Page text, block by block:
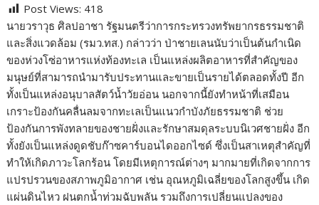
e
b
o
o
k
itt
er
d
di
t
e g
g
er
m
bl
r
er
e
st
p
y
Li
n
k
ar
e
Post Views: 418
นายวราวุธ ศิลปอาชา รัฐมนตรีว่าการกระทรวงทรัพยากรธรรมชาติ
และสิ่งแวดล้อม (รมว.ทส.) กล่าวว่า ป่าชายเลนนับว่าเป็นต้นกำเนิด
ของห่วงโซ่อาหารแห่งท้องทะเล เป็นแหล่งผลิตอาหารที่สำคัญของ
มนุษย์ที่สามารถนำมารับประทานและขายเป็นรายได้ตลอดทั้งปี อีก
ทั้งเป็นแหล่งอนุบาลสัตว์น้ำวัยอ่อน นอกจากนี้ยังทำหน้าที่เสมือน
เกราะป้องกันคลื่นลมจากทะเลเป็นแนวกำบังภัยธรรมชาติ ช่วย
ป้องกันการพังทลายของชายฝั่งและรักษาสมดุลระบบนิเวศชายฝั่ง อีก
ทั้งยังเป็นแหล่งดูดชับก๊าซคาร์บอนไดออกไซด์ ซึ่งเป็นสาเหตุสำคัญที่
ทำให้เกิดภาวะโลกร้อน โดยมีเหตุการณ์ต่างๆ มากมายที่เกิดจากการ
แปรปรวนของสภาพภูมิอากาศ เช่น อุณหภูมิเฉลี่ยของโลกสูงขึ้น เกิด
แผ่นดินไหว ฝนตกน้ำท่วมฉับพลัน รวมถึงการเปลี่ยนแปลงของ